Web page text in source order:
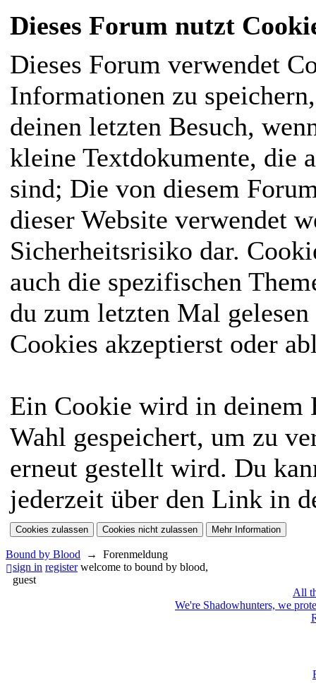
Dieses Forum nutzt
Dieses Forum verwendet
Informationen zu
deinen letzten Besuch,
kleine Textdokumente, die
sind; Die von diesem
dieser Website verwendet
Sicherheitsrisiko dar.
auch die spezifischen
du zum letzten Mal
Cookies akzeptierst oder
Ein Cookie wird in deinem
Wahl gespeichert, um zu
erneut gestellt wird. Du
jederzeit über den Link in
Bound by Blood → Forenmeldung
sign in register welcome to bound by blood,
guest
All
We're Shadowhunters, we